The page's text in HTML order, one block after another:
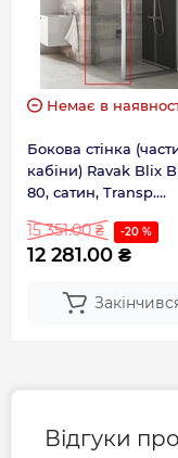
Немає в
Бокова стінка
кабіни) Ravak Blix
80, сатин, Transp.
15 351.00 ₴ -20 %
12 281.00 ₴
Відгуки